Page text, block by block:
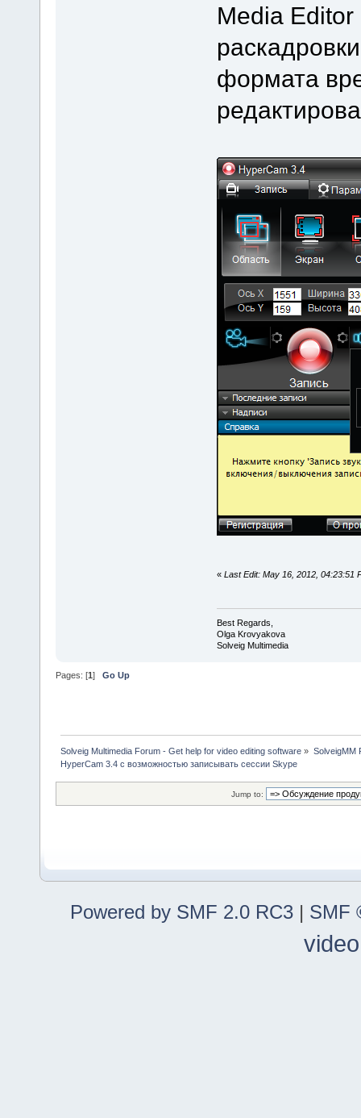
Media
формата
« Last Edit: May 16, 2012, 04:23:51
Best Regards,
Olga Krovyakova
Solveig Multimedia
Pages: [1] Go Up
Solveig Multimedia Forum - Get help for video editing software » SolveigMM
HyperCam 3.4 c возможностью записывать сессии Skype
Jump to:
Powered by SMF 2.0 RC3 | SMF